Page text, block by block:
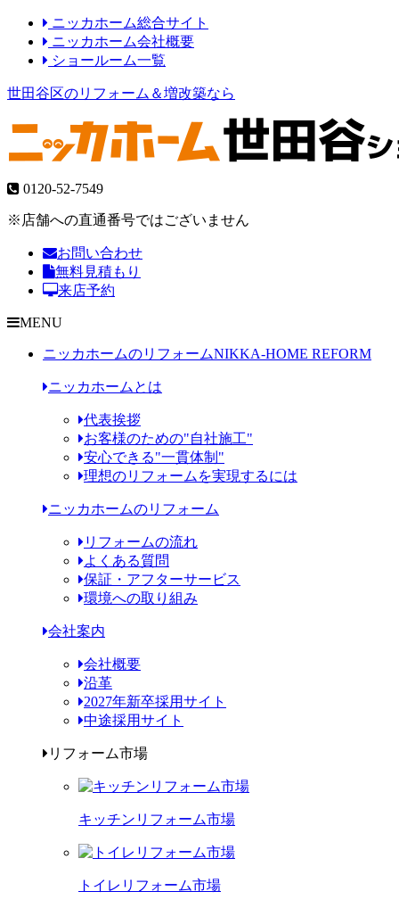
ニッカホーム総合サイト
ニッカホーム会社概要
ショールーム一覧
世田谷区のリフォーム＆増改築なら
0120-52-7549
※店舗への直通番号ではございません
お問い合わせ
無料見積もり
来店予約
MENU
ニッカホームのリフォームNIKKA-HOME REFORM
ニッカホームとは
代表挨拶
お客様のための"自社施工"
安心できる"一貫体制"
理想のリフォームを実現するには
ニッカホームのリフォーム
リフォームの流れ
よくある質問
保証・アフターサービス
環境への取り組み
会社案内
会社概要
沿革
2027年新卒採用サイト
中途採用サイト
リフォーム市場
キッチンリフォーム市場
トイレリフォーム市場